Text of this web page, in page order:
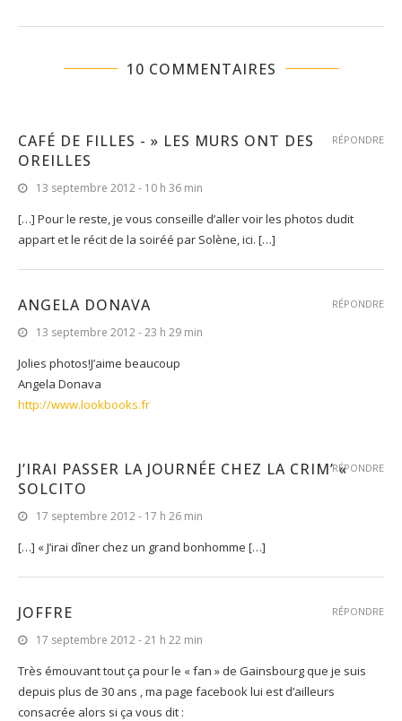
10 COMMENTAIRES
CAFÉ DE FILLES - » LES MURS ONT DES
OREILLES
13 septembre 2012 - 10 h 36 min
[…] Pour le reste, je vous conseille d’aller voir les photos dudit
appart et le récit de la soiréé par Solène, ici. […]
RÉPONDRE
ANGELA DONAVA
13 septembre 2012 - 23 h 29 min
Jolies photos!J’aime beaucoup
Angela Donava
http://www.lookbooks.fr
RÉPONDRE
J’IRAI PASSER LA JOURNÉE CHEZ LA CRIM’ «
SOLCITO
17 septembre 2012 - 17 h 26 min
[…] « J’irai dîner chez un grand bonhomme […]
RÉPONDRE
JOFFRE
17 septembre 2012 - 21 h 22 min
Très émouvant tout ça pour le « fan » de Gainsbourg que je suis
depuis plus de 30 ans , ma page facebook lui est d’ailleurs
consacrée alors si ça vous dit :
RÉPONDRE